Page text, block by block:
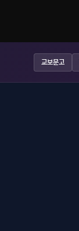
교보문고